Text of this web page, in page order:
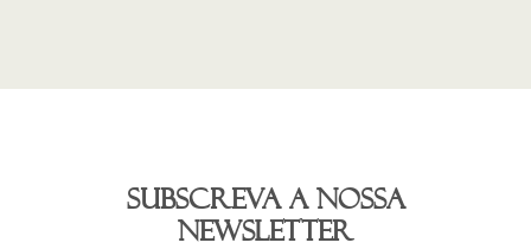
Subscreva a nossa
newsletter